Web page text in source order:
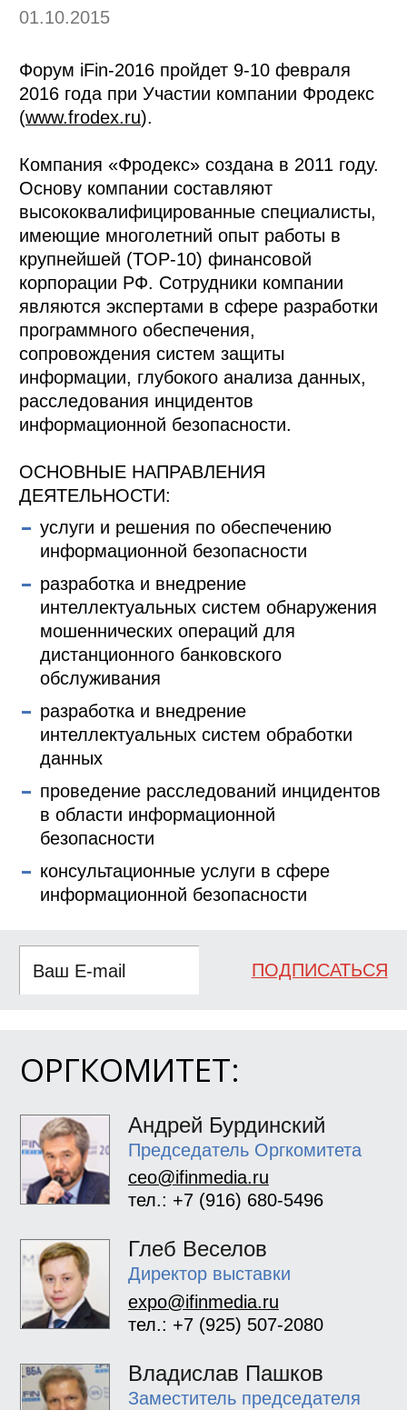
ОРГКОМИТЕТ:
Андрей Бурдинский
Председатель Оргкомитета
ceo@ifinmedia.ru
тел.: +7 (916) 680-5496
Глеб Веселов
Директор выставки
expo@ifinmedia.ru
тел.: +7 (925) 507-2080
Владислав Пашков
Заместитель председателя
01.10.2015
Форум iFin-2016 пройдет 9-10 февраля
2016 года при Участии компании Фродекс
(www.frodex.ru).
Компания «Фродекс» создана в 2011 году.
Основу компании составляют
высококвалифицированные специалисты,
имеющие многолетний опыт работы в
крупнейшей (TOP-10) финансовой
корпорации РФ. Сотрудники компании
являются экспертами в сфере разработки
программного обеспечения,
сопровождения систем защиты
информации, глубокого анализа данных,
расследования инцидентов
информационной безопасности.
ОСНОВНЫЕ НАПРАВЛЕНИЯ
ДЕЯТЕЛЬНОСТИ:
услуги и решения по обеспечению
информационной безопасности
разработка и внедрение
интеллектуальных систем обнаружения
мошеннических операций для
дистанционного банковского
обслуживания
разработка и внедрение
интеллектуальных систем обработки
данных
проведение расследований инцидентов
в области информационной
безопасности
консультационные услуги в сфере
информационной безопасности
ПОДПИСАТЬСЯ